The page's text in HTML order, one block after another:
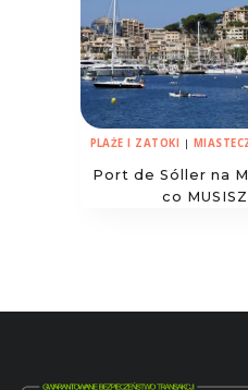
PLAŻE I ZATOKI |
Port de Sóller na
co